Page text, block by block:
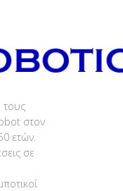
τους
στον
ετών.
σε